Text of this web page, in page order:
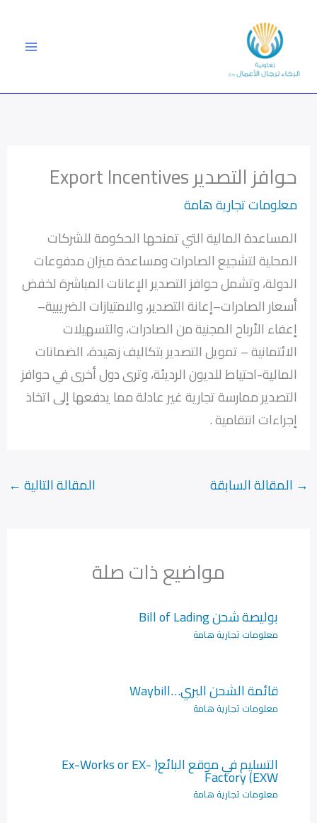
المحتوى
حوافز التصدير Export Incentives
معلومات تجارية هامة
المساعدة المالية التي تمنحها الحكومة للشركات
المحلية لتشجيع الصادرات ومساعدة ميزان مدفوعات
الدولة، وتشمل حوافز التصدير الإعانات المباشرة لخفض
أسعار الصادرات–إعانة التصدير، والامتيازات الضريبية–
إعفاء الأرباح المجنية من الصادرات، والتسهيلات
الائتمانية – تمويل التصدير بتكاليف زهيدة، الضمانات
المالية-احتياط للديون الرديئة، وترى دول أخرى في حوافز
التصدير ممارسة تجارية غير عادلة مما يدفعها إلى اتخاذ
إجراءات انتقامية .
→ المقالة السابقة المقالة التالية ←
مواضيع ذات صلة
بوليصة شحن Bill of Lading
معلومات تجارية هامة
قائمة الشحن البري…Waybill
معلومات تجارية هامة
التسليم في موقع البائع( Ex-Works or EX-
Factory (EXW
معلومات تجارية هامة